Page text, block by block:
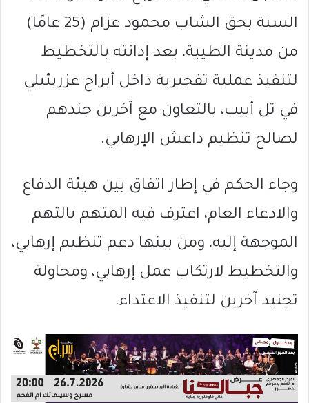
السنة بحق الشاب محمود عزام (25 عامًا)
من مدينة الطيبة، بعد إدانته بالتخطيط
لتنفيذ عملية تفجيرية داخل أبراج عزريئيلي
في تل أبيب، بالتعاون مع آخرين جندهم
لصالح تنظيم داعش الإرهابي.
وجاء الحكم في إطار اتفاق بين هيئة الدفاع
والادعاء العام، اعترف فيه المتهم بالتهم
الموجهة إليه، ومن بينها دعم تنظيم إرهابي،
والتخطيط لارتكاب عمل إرهابي، ومحاولة
تجنيد آخرين لتنفيذ الاعتداء.